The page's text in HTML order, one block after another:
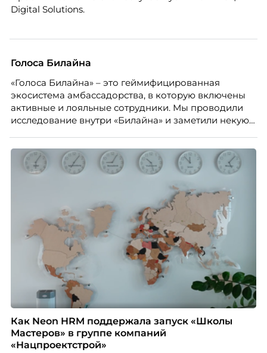
Digital Solutions.
Голоса Билайна
«Голоса Билайна» – это геймифицированная
экосистема амбассадорства, в которую включены
активные и лояльные сотрудники. Мы проводили
исследование внутри «Билайна» и заметили некую
благодарности и публичного признания.
Как Neon HRM поддержала запуск «Школы
Мастеров» в группе компаний
«Нацпроектстрой»